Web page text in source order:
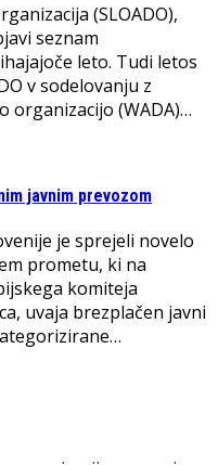
(SLOADO),
seznam
leto. Tudi letos
v sodelovanju z
organizacijo (WADA)…
javnim prevozom
je sprejeli novelo
prometu, ki na
komiteja
uvaja brezplačen javni